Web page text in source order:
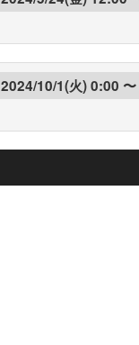
2024/10/1(火) 0:00